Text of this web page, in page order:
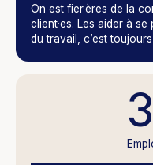
On est fier·ères de la
client·es. Les aider à
du travail, c’est